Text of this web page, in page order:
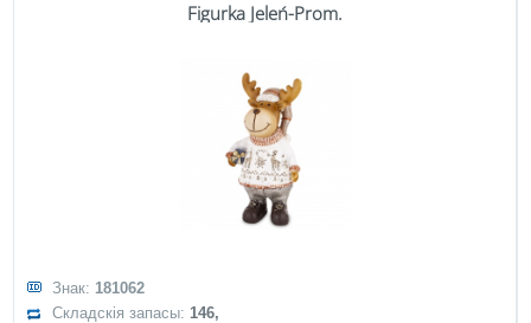
Figurka Jeleń-Prom.
Знак: 181062
Складскія запасы:146,